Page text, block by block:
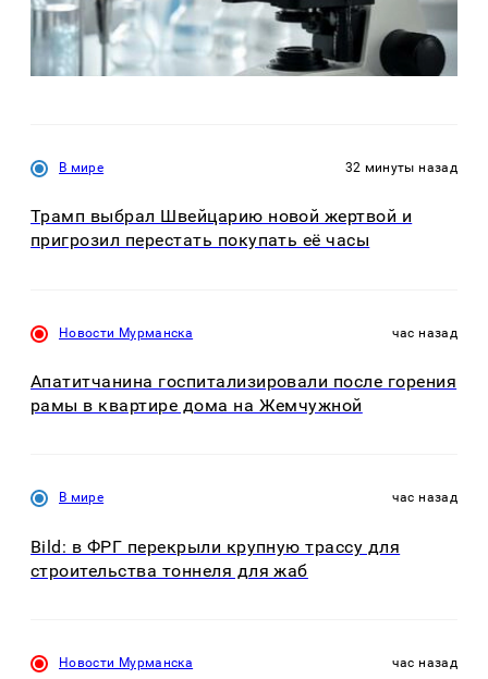
В мире 32 минуты назад
Трамп выбрал Швейцарию новой жертвой и
пригрозил перестать покупать её часы
Новости Мурманска час назад
Апатитчанина госпитализировали после горения
рамы в квартире дома на Жемчужной
В мире час назад
Bild: в ФРГ перекрыли крупную трассу для
строительства тоннеля для жаб
Новости Мурманска час назад